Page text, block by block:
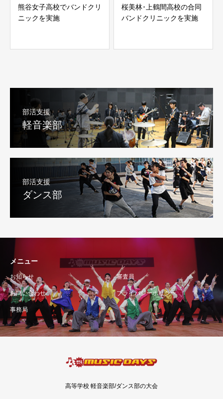
熊谷女子高校でバンドクリ
ニックを実施
桜美林･上鶴間高校の合同
バンドクリニックを実施
部活支援
軽音楽部
部活支援
ダンス部
メニュー
お知らせ 審査員
お問い合わせ プライバシーポリシー
事務局
高等学校 軽音楽部/ダンス部の大会